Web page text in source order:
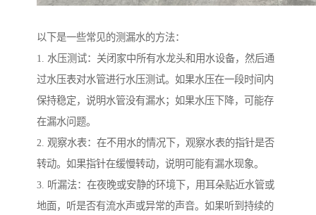
以下是一些常见的测漏水的方法：
1. 水压测试：关闭家中所有水龙头和用水设备，然后通
过水压表对水管进行水压测试。如果水压在一段时间内
保持稳定，说明水管没有漏水；如果水压下降，可能存
在漏水问题。
2. 观察水表：在不用水的情况下，观察水表的指针是否
转动。如果指针在缓慢转动，说明可能有漏水现象。
3. 听漏法：在夜晚或安静的环境下，用耳朵贴近水管或
地面，听是否有流水声或异常的声音。如果听到持续的